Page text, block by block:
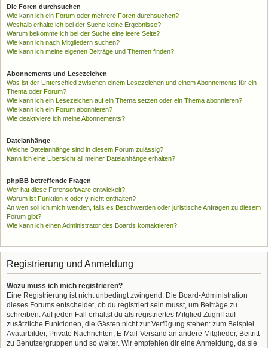
Die Foren durchsuchen
Wie kann ich ein Forum oder mehrere Foren durchsuchen?
Weshalb erhalte ich bei der Suche keine Ergebnisse?
Warum bekomme ich bei der Suche eine leere Seite?
Wie kann ich nach Mitgliedern suchen?
Wie kann ich meine eigenen Beiträge und Themen finden?
Abonnements und Lesezeichen
Was ist der Unterschied zwischen einem Lesezeichen und einem Abonnements für ein
Thema oder Forum?
Wie kann ich ein Lesezeichen auf ein Thema setzen oder ein Thema abonnieren?
Wie kann ich ein Forum abonnieren?
Wie deaktiviere ich meine Abonnements?
Dateianhänge
Welche Dateianhänge sind in diesem Forum zulässig?
Kann ich eine Übersicht all meiner Dateianhänge erhalten?
phpBB betreffende Fragen
Wer hat diese Forensoftware entwickelt?
Warum ist Funktion x oder y nicht enthalten?
An wen soll ich mich wenden, falls es Beschwerden oder juristische Anfragen zu diesem
Forum gibt?
Wie kann ich einen Administrator des Boards kontaktieren?
Registrierung und Anmeldung
Wozu muss ich mich registrieren?
Eine Registrierung ist nicht unbedingt zwingend. Die Board-Administration
dieses Forums entscheidet, ob du registriert sein musst, um Beiträge zu
schreiben. Auf jeden Fall erhältst du als registriertes Mitglied Zugriff auf
zusätzliche Funktionen, die Gästen nicht zur Verfügung stehen: zum Beispiel
Avatarbilder, Private Nachrichten, E-Mail-Versand an andere Mitglieder, Beitritt
zu Benutzergruppen und so weiter. Wir empfehlen dir eine Anmeldung, da sie